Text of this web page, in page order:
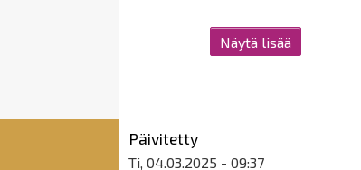
Näytä lisää
Päivitetty
Ti, 04.03.2025 - 09:37